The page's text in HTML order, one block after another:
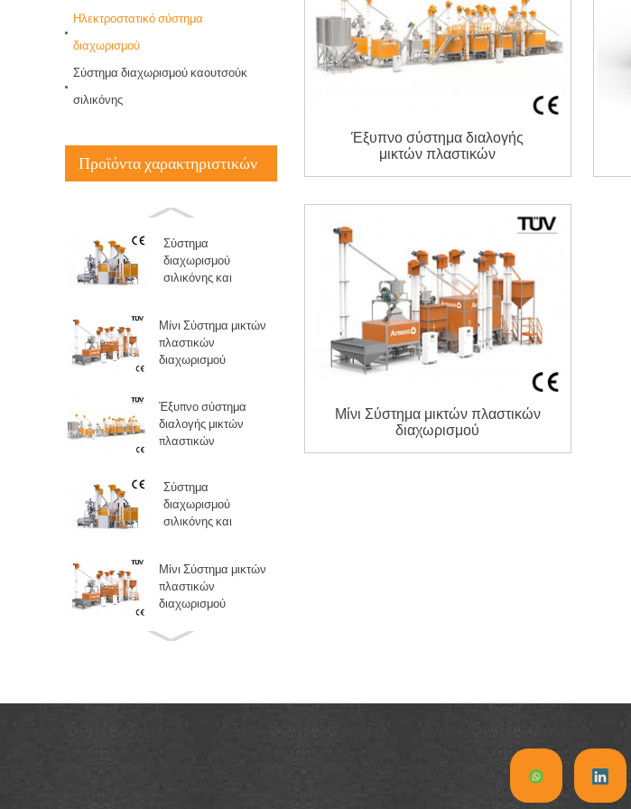
Ηλεκτροστατικό σύστημα
διαχωρισμού
Σύστημα διαχωρισμού καουτσούκ
σιλικόνης
Προϊόντα χαρακτηριστικών
διαλογής μικτών
Σύστημα
Μίνι Σύστημα μικτών
πλαστικών
Σύστημα
διαχωρισμού
σιλικόνης και
Μίνι Σύστημα μικτών
πλαστικών
διαχωρισμού
Έξυπνο σύστημα
διαλογής μικτών
πλαστικών
Σύστημα
διαχωρισμού
σιλικόνης και
Μίνι Σύστημα μικτών
πλαστικών
διαχωρισμού
Έξυπνο σύστημα διαλογής
μικτών πλαστικών
Μίνι Σύστημα μικτών πλαστικών
διαχωρισμού